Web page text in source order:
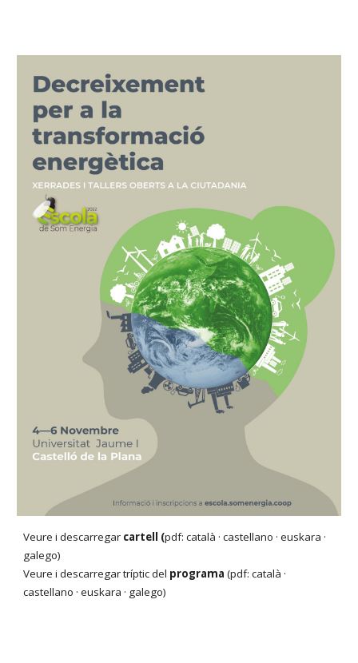
Veure i descarregar cartell (pdf: català · castellano ·euskara ·
galego)
Veure i descarregar tríptic del programa (pdf: català ·
castellano ·euskara · galego)